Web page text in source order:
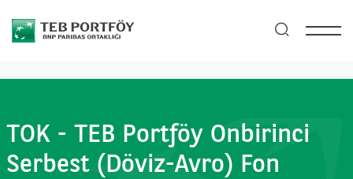
TOK - TEB Portföy Onbirinci
Serbest (Döviz-Avro) Fon